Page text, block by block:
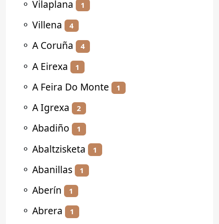
⚬ Vilaplana 1
⚬ Villena 4
⚬ A Coruña 4
⚬ A Eirexa 1
⚬ A Feira Do Monte 1
⚬ A Igrexa 2
⚬ Abadiño 1
⚬ Abaltzisketa 1
⚬ Abanillas 1
⚬ Aberín 1
⚬ Abrera 1